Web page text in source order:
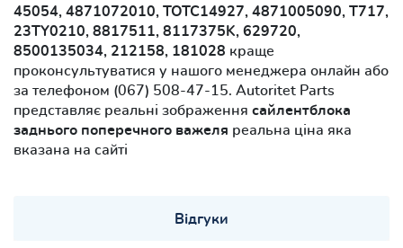
45054, 4871072010, TOTC14927, 4871005090, T717,
23TY0210, 8817511, 8117375K, 629720,
8500135034, 212158, 181028 краще
проконсультуватися у нашого менеджера онлайн або
за телефоном (067) 508-47-15. Autoritet Parts
представляє реальні зображення сайлентблока
заднього поперечного важеля реальна ціна яка
вказана на сайті
Відгуки